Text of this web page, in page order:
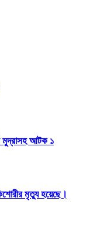
মুদ্রাসহ আটক ১
মৃত্যু হয়েছে।